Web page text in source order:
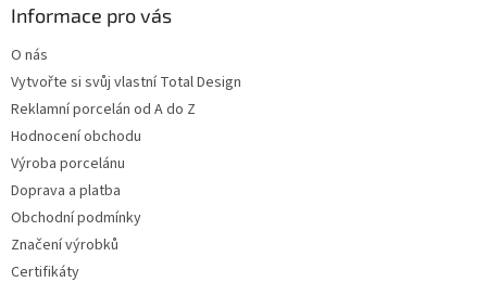
Informace pro vás
O nás
Vytvořte si svůj vlastní Total Design
Reklamní porcelán od A do Z
Hodnocení obchodu
Výroba porcelánu
Doprava a platba
Obchodní podmínky
Značení výrobků
Certifikáty